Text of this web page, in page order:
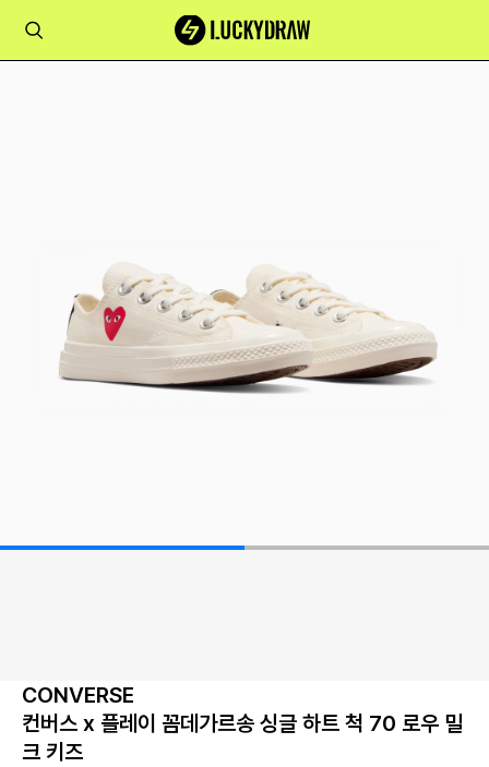
CONVERSE
컨버스 x 플레이 꼼데가르송 싱글 하트 척 70 로우 밀
크 키즈